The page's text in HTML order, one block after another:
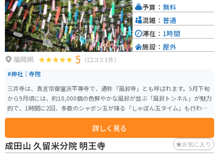
法を用いた作品は、一見の価値があります。道の駅 小石原で、自然と触れ合
いながら、伝統工芸品に触れてみてはいかがでしょうか。
福岡県 5 （口コミ1件）
#神社｜寺院
三井寺は、真言宗御室派平等寺で、通称「風鈴寺」とも呼ばれます。5月下旬
から9月頃には、約10,000個の色鮮やかな風鈴が並ぶ「風鈴トンネル」が魅力
的で、1時間に2回、多数のシャボン玉が降る「しゃぼん玉タイム」も行われ
ます。 風鈴トンネルには、参拝者の願い事を書いた短冊も吊られています。
また、境内には「ガッツポーズ地蔵」や「ほほえみ地蔵」など、ユニークな
ポーズのお地蔵さま、八本地蔵や人千手観世音菩薩などもあります。11月に
は「かざぐるま祭」も開催され、風車が飾られます。
詳しく見る
予算： 無料
混雑： 普通
滞在： 1時間
施設： 屋外
成田山 久留米分院 明王寺 お気に入り